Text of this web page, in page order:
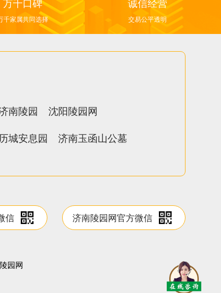
万千口碑
千家属共同选择
诚信经营
交易公平透明
南陵园 沈阳陵园网
城安息园 济南玉函山公墓
信 济南陵园网官方微信
园网